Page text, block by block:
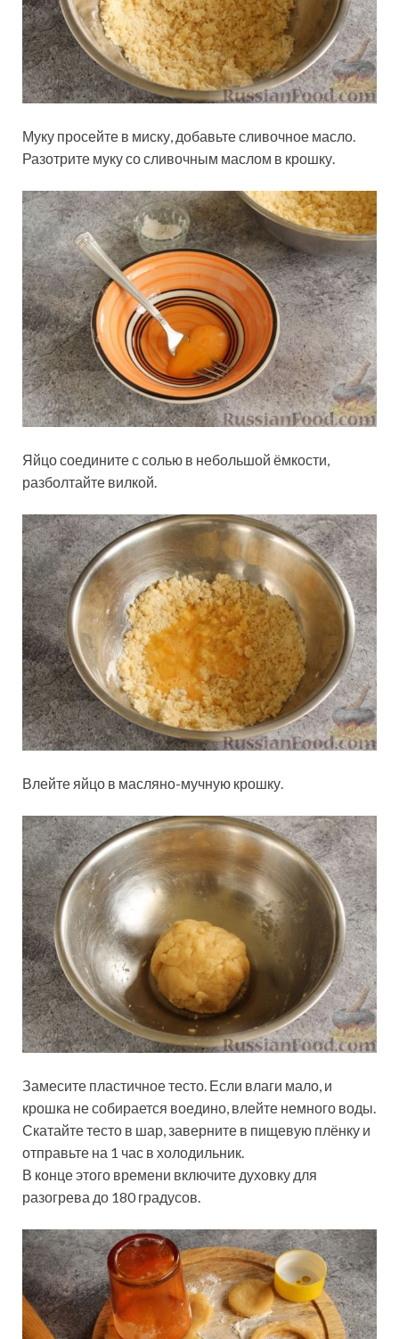
Муку просейте в миску, добавьте сливочное масло.
Разотрите муку со сливочным маслом в крошку.
Яйцо соедините с солью в небольшой ёмкости,
разболтайте вилкой.
Влейте яйцо в масляно-мучную крошку.
Замесите пластичное тесто. Если влаги мало, и
крошка не собирается воедино, влейте немного воды.
Скатайте тесто в шар, заверните в пищевую плёнку и
отправьте на 1 час в холодильник.
В конце этого времени включите духовку для
разогрева до 180 градусов.